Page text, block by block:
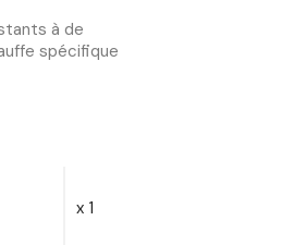
à de
spécifique
x 1